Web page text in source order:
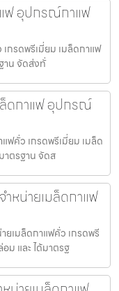
แฟ อุปกรณ์กาแฟ
กรดพรีเมี่ยม เมล็ดกาแฟ
าน จัดส่งทั่
ล็ดกาแฟ อุปกรณ์
ฟคั่ว เกรดพรีเมี่ยม เมล็ด
าตรฐาน จัดส
หน่ายเมล็ดกาแฟ
ยเมล็ดกาแฟคั่ว เกรดพรี
ม และ ได้มาตรฐ